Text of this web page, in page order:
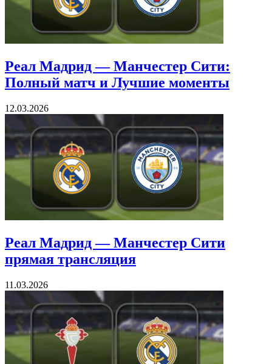
Реал Мадрид — Манчестер Сити:
Полный матч и Лучшие моменты
12.03.2026
Реал Мадрид — Манчестер Сити
прямая трансляция
11.03.2026